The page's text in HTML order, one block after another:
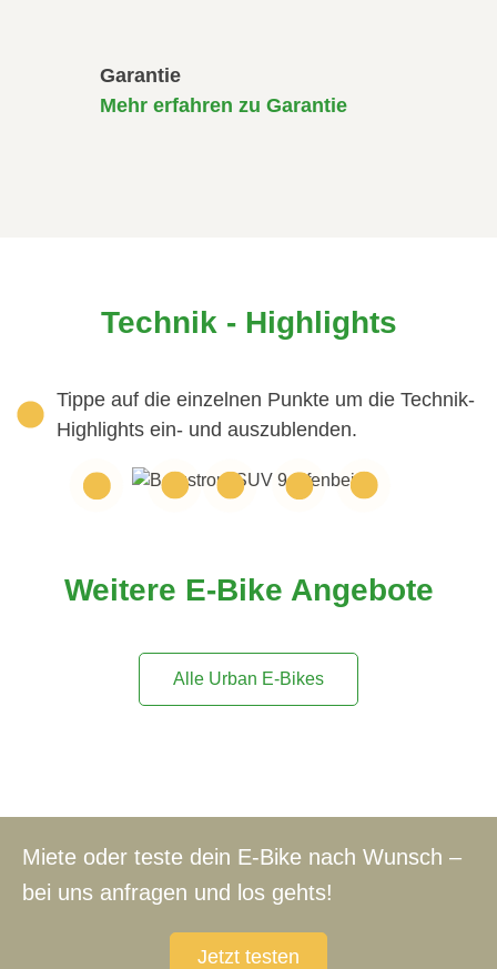
Garantie
Mehr erfahren zu Garantie
Technik - Highlights
Tippe auf die einzelnen Punkte um die Technik-
Highlights ein- und auszublenden.
Weitere E-Bike Angebote
Alle Urban E-Bikes
Miete oder teste dein E-Bike nach Wunsch –
bei uns anfragen und los gehts!
Jetzt testen